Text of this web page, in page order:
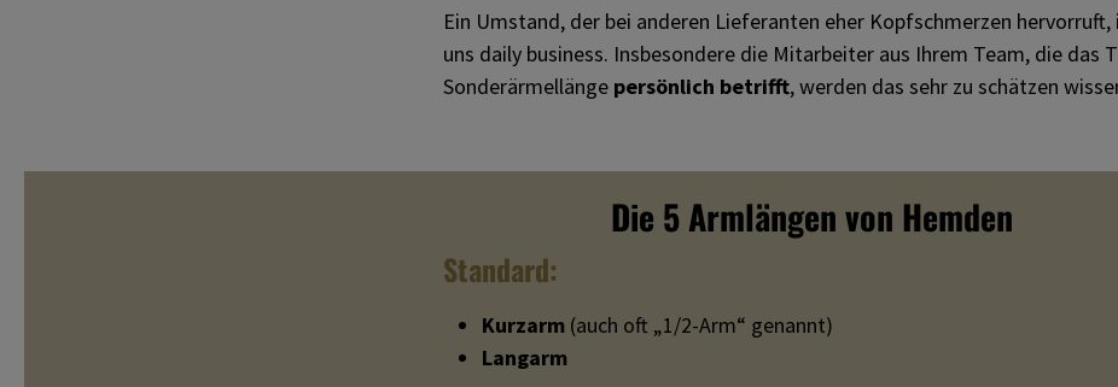
Ein Umstand, der bei anderen Lieferanten eher Kopfschmerzen hervorruft,
uns daily business. Insbesondere die Mitarbeiter aus Ihrem Team, die das
Sonderärmellänge persönlich betrifft, werden das sehr zu schätzen
Die 5 Armlängen von Hemden
Standard:
Kurzarm (auch oft „1/2-Arm“ genannt)
Langarm